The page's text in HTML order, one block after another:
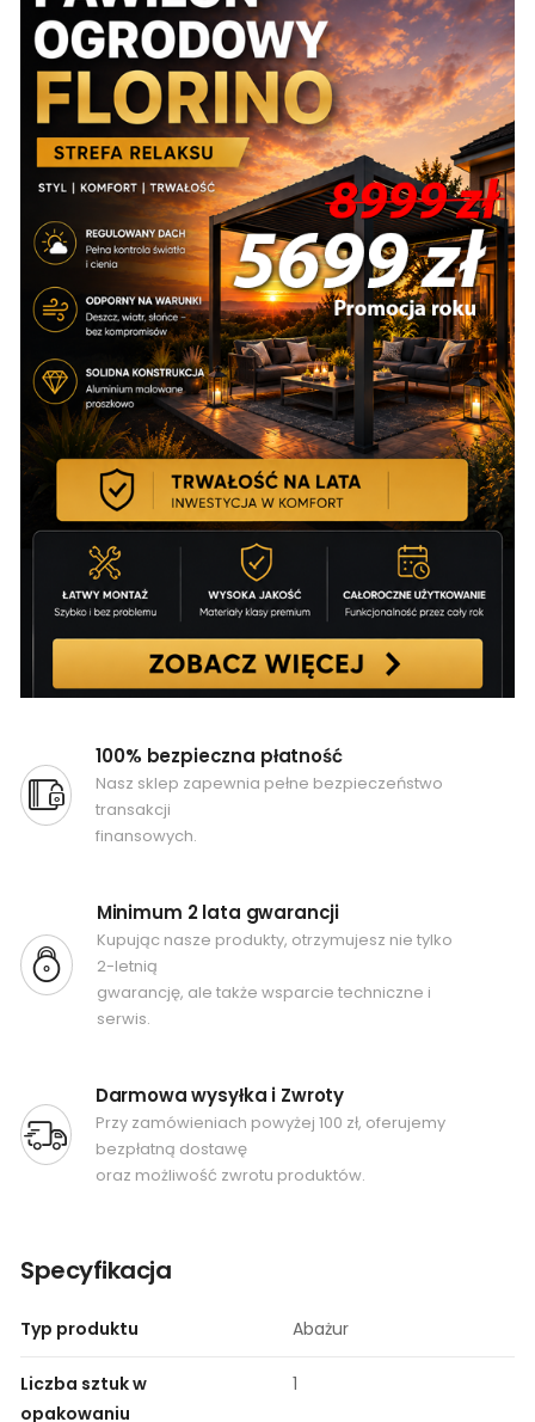
100% bezpieczna płatność
Nasz sklep zapewnia pełne bezpieczeństwo
transakcji
finansowych.
Minimum 2 lata gwarancji
Kupując nasze produkty, otrzymujesz nie tylko
2-letnią
gwarancję, ale także wsparcie techniczne i
serwis.
Darmowa wysyłka i Zwroty
Przy zamówieniach powyżej 100 zł, oferujemy
bezpłatną dostawę
oraz możliwość zwrotu produktów.
Specyfikacja
Typ produktu Abażur
Liczba sztuk w
opakowaniu
1